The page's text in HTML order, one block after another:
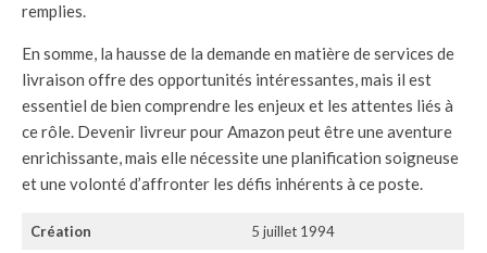
remplies.
En somme, la hausse de la demande en matière de services de
livraison offre des opportunités intéressantes, mais il est
essentiel de bien comprendre les enjeux et les attentes liés à
ce rôle. Devenir livreur pour Amazon peut être une aventure
enrichissante, mais elle nécessite une planification soigneuse
et une volonté d’affronter les défis inhérents à ce poste.
Création 5 juillet 1994